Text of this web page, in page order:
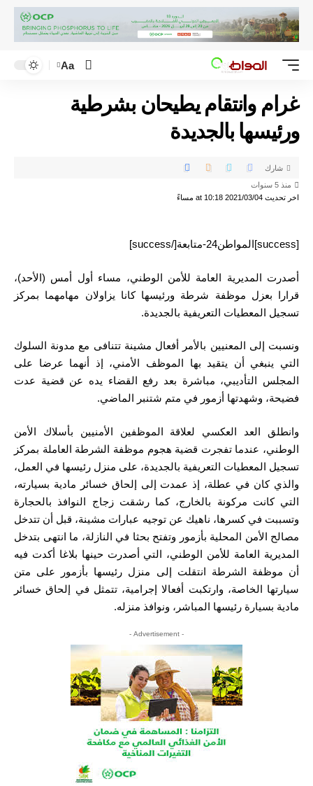
Aa
غرام وانتقام يطيحان بشرطية
ورئيسها بالجديدة
اخر تحديث 2021/03/04 at 10:18 مساءً
منذ 5 سنوات
شارك
[success]المواطن24-متابعة[/success]
أصدرت المديرية العامة للأمن الوطني، مساء أول أمس (الأحد)،
قرارا بعزل موظفة شرطة ورئيسها كانا يزاولان مهامهما بمركز
تسجيل المعطيات التعريفية بالجديدة.
ونسبت إلى المعنيين بالأمر أفعال مشينة تتنافى مع مدونة السلوك
التي ينبغي أن يتقيد بها الموظف الأمني، إذ أنهما عرضا على
المجلس التأديبي، مباشرة بعد رفع القضاء يده عن قضية عدت
فضيحة، وشهدتها أزمور في متم شتنبر الماضي.
وانطلق العد العكسي لعلاقة الموظفين الأمنيين بأسلاك الأمن
الوطني، عندما تفجرت قضية هجوم موظفة الشرطة العاملة بمركز
تسجيل المعطيات التعريفية بالجديدة، على منزل رئيسها في العمل،
والذي كان في عطلة، إذ عمدت إلى إلحاق خسائر مادية بسيارته،
التي كانت مركونة بالخارج، كما رشقت زجاج النوافذ بالحجارة
وتسببت في كسرها، ناهيك عن توجيه عبارات مشينة، قبل أن تتدخل
مصالح الأمن المحلية بأزمور وتفتح بحثا في النازلة، ما انتهى بتدخل
المديرية العامة للأمن الوطني، التي أصدرت حينها بلاغا أكدت فيه
أن موظفة الشرطة انتقلت إلى منزل رئيسها بأزمور على متن
سيارتها الخاصة، وارتكبت أفعالا إجرامية، تتمثل في إلحاق خسائر
مادية بسيارة رئيسها المباشر، ونوافذ منزله.
- Advertisement -